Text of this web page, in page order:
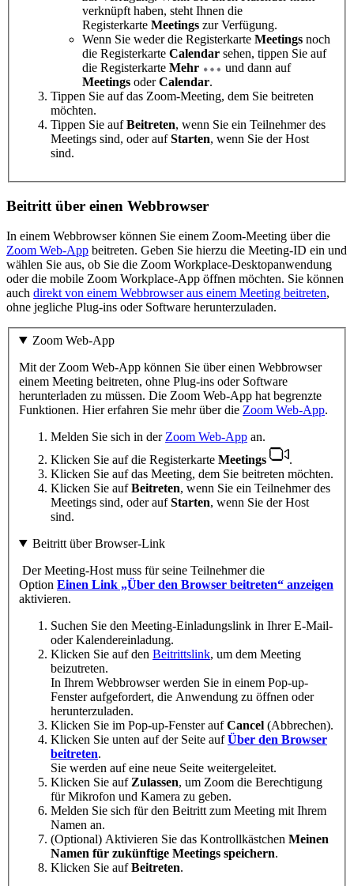
verknüpft haben, steht Ihnen die
Registerkarte Meetings zur Verfügung.
Wenn Sie weder die Registerkarte Meetings noch
die Registerkarte Calendar sehen, tippen Sie auf
die Registerkarte Mehr
und dann auf
Meetings oderCalendar.
Tippen Sie auf das Zoom-Meeting, dem Sie beitreten
möchten.
Tippen Sie aufBeitreten, wenn Sie ein Teilnehmer des
Meetings sind, oder aufStarten, wenn Sie der Host
sind.
Beitritt über einen Webbrowser
In einem Webbrowser können Sie einem Zoom-Meeting über die
Zoom Web-App beitreten. Geben Sie hierzu die Meeting-ID ein und
wählen Sie aus, ob Sie die Zoom Workplace-Desktopanwendung
oder die mobile Zoom Workplace-App öffnen möchten. Sie können
auch direkt von einem Webbrowser aus einem Meeting beitreten,
ohne jegliche Plug-ins oder Software herunterzuladen.
Zoom Web-App
Mit der Zoom Web-App können Sie über einen Webbrowser
einem Meeting beitreten, ohne Plug-ins oder Software
herunterladen zu müssen. Die Zoom Web-App hat begrenzte
Funktionen. Hier erfahren Sie mehr über die Zoom Web-App.
Melden Sie sich in der Zoom Web-App an.
Klicken Sie auf die Registerkarte Meetings
.
Klicken Sie auf das Meeting, dem Sie beitreten möchten.
Klicken Sie aufBeitreten, wenn Sie ein Teilnehmer des
Meetings sind, oder aufStarten, wenn Sie der Host
sind.
Beitritt über Browser-Link
Der Meeting-Host muss für seine Teilnehmer die
Option Einen Link „Über den Browser beitreten“ anzeigen
aktivieren.
Suchen Sie den Meeting-Einladungslink in Ihrer E-Mail-
oder Kalendereinladung.
Klicken Sie auf den Beitrittslink, um dem Meeting
beizutreten.
In Ihrem Webbrowser werden Sie in einem Pop-up-
Fenster aufgefordert, die Anwendung zu öffnen oder
herunterzuladen.
Klicken Sie im Pop-up-Fenster aufCancel (Abbrechen).
Klicken Sie unten auf der Seite aufÜber den Browser
beitreten.
Sie werden auf eine neue Seite weitergeleitet.
Klicken Sie auf Zulassen, um Zoom die Berechtigung
für Mikrofon und Kamera zu geben.
Melden Sie sich für den Beitritt zum Meeting mit Ihrem
Namen an.
(Optional) Aktivieren Sie das Kontrollkästchen Meinen
Namen für zukünftige Meetings speichern.
Klicken Sie aufBeitreten.